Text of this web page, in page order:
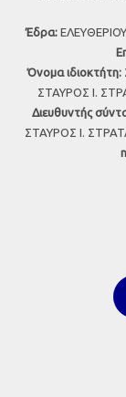
Έδρα:
Όνομα ιδιοκτήτη:
ΣΤΑΥΡΟΣ Ι.
Διευθυντής
ΣΤΑΥΡΟΣ Ι.